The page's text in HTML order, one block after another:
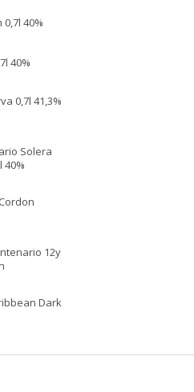
40%
40%
0,7l 41,3%
Solera
40%
12y
Dark